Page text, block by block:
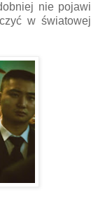
nie pojawi
w światowej